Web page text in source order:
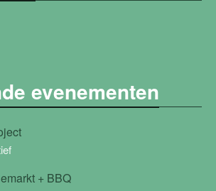
evenementen
+ BBQ